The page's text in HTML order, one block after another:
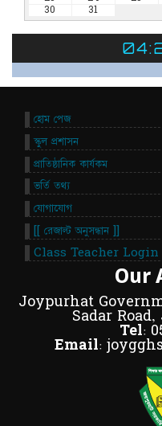
30
31
Our
Joypurhat
Sadar
Tel:
Email:
হোম পেজ
স্কুল প্রশাসন
প্রাতিষ্ঠানিক কার্যকম
ভর্তি তথ্য
যোগাযোগ
[[ রেজাল্ট অনুসন্ধান ]]
Class Teacher Login